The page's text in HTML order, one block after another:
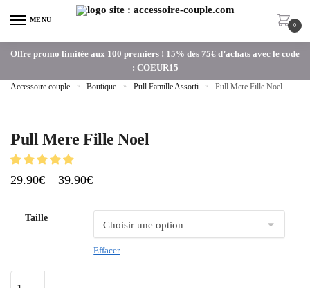
MENU
0
Offre promo limitée aux 100 premiers ! 15% dès 75€ d’achats avec le code
: COEUR15
Accessoire couple » Boutique » Pull Famille Assorti » Pull Mere Fille Noel
Pull Mere Fille Noel
29.90€ – 39.90€
Taille
Effacer